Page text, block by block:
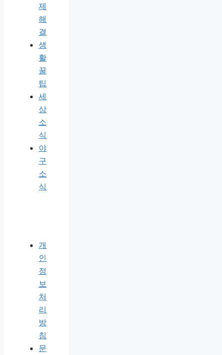
제
해
결
생
활
꿀
팁
세
상
소
식
야
구
소
식
개
인
정
보
처
리
방
침
문